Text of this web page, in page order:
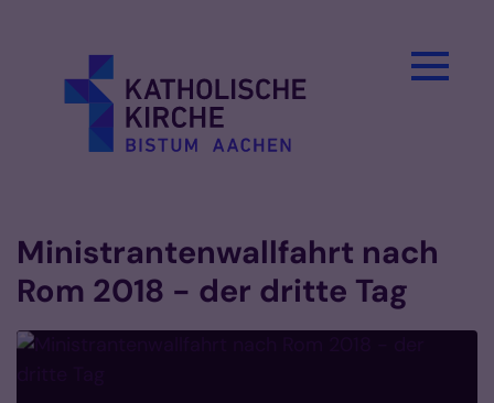
Ministrantenwallfahrt nach
Rom 2018 - der dritte Tag